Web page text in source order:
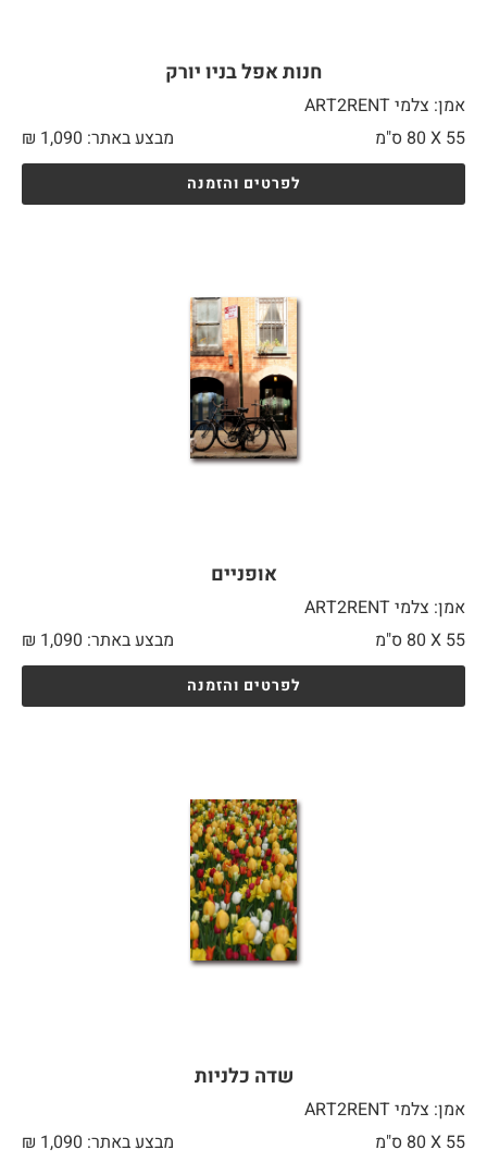
חנות אפל בניו יורק
אמן: צלמי ART2RENT
55 X
מבצע באתר: ₪ 1,090
לפרטים והזמנה
אופניים
אמן: צלמי ART2RENT
55 X
מבצע באתר: ₪ 1,090
לפרטים והזמנה
שדה כלניות
אמן: צלמי ART2RENT
55 X
מבצע באתר: ₪ 1,090